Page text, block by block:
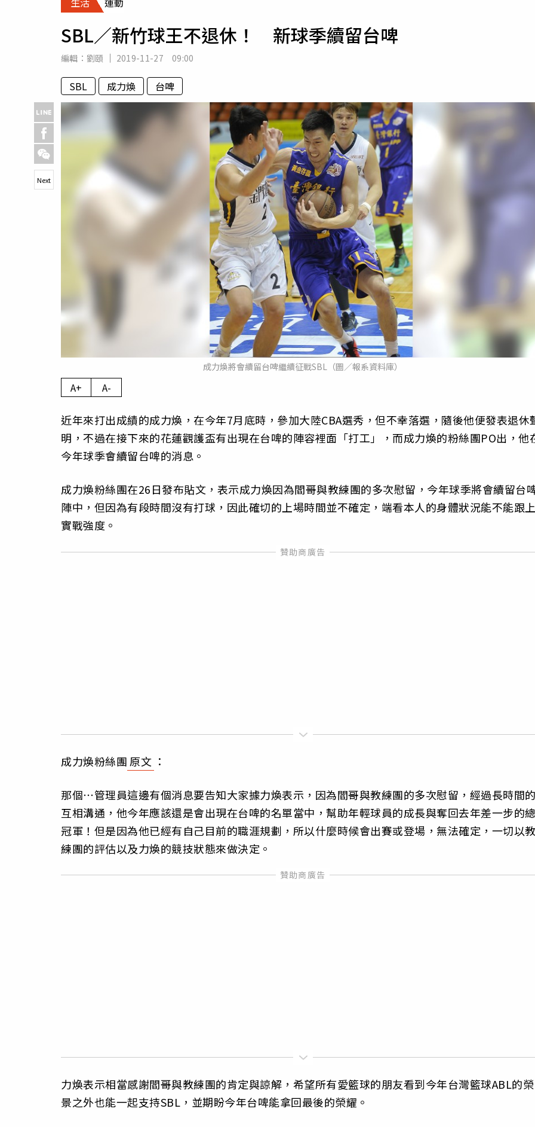
專欄
房產新勢力
運勢
SBL／新竹球王不退休！ 新球季續留台啤
編輯： 劉頤 2019-11-27 09:00
SBL 成力煥 台啤
成力煥將會續留台啤繼續征戰SBL（圖／報系資料庫）
Next
A+ A-
近年來打出成績的成力煥，在今年7月底時，參加大陸CBA選秀，但不幸落選，隨後他便發表退休
明，不過在接下來的花蓮觀護盃有出現在台啤的陣容裡面「打工」，而成力煥的粉絲團PO出，他
今年球季會續留台啤的消息。
成力煥粉絲團在26日發布貼文，表示成力煥因為閻哥與教練團的多次慰留，今年球季將會續留台
陣中，但因為有段時間沒有打球，因此確切的上場時間並不確定，端看本人的身體狀況能不能跟
實戰強度。
成力煥粉絲團 原文 ：
那個⋯管理員這邊有個消息要告知大家據力煥表示，因為閻哥與教練團的多次慰留，經過長時間
互相溝通，他今年應該還是會出現在台啤的名單當中，幫助年輕球員的成長與奪回去年差一步的
冠軍！但是因為他已經有自己目前的職涯規劃，所以什麼時候會出賽或登場，無法確定，一切以
練團的評估以及力煥的競技狀態來做決定。
力煥表示相當感謝閻哥與教練團的肯定與諒解，希望所有愛籃球的朋友看到今年台灣籃球ABL的榮
景之外也能一起支持SBL，並期盼今年台啤能拿回最後的榮耀。